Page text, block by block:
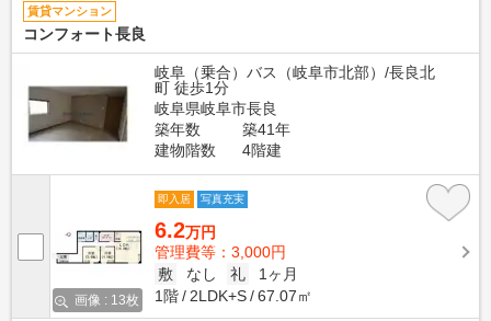
賃貸マンション
コンフォート長良
岐阜（乗合）バス（岐阜市北部）/長良北
町 徒歩1分
岐阜県岐阜市長良
築年数
築41年
建物階数
4階建
画像 : 13枚
即入居 写真充実
6.2万円
管理費等：3,000円
敷
なし 礼
1ヶ月
1階
2LDK+S 67.07㎡